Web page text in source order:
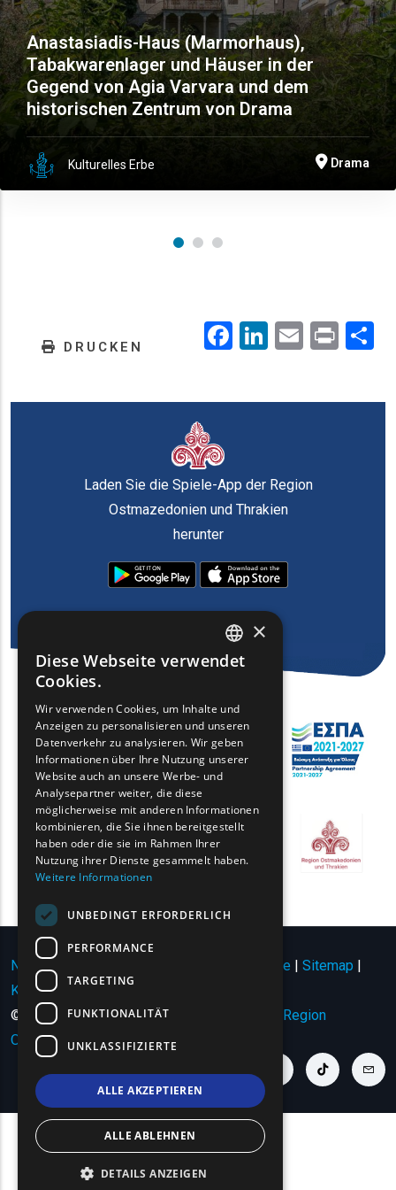
Anastasiadis-Haus (Marmorhaus),
Tabakwarenlager und Häuser in der
Gegend von Agia Varvara und dem
historischen Zentrum von Drama
Kulturelles Erbe Drama
DRUCKEN Facebook
LinkedIn
EmailPrint
Laden Sie die Spiele-App der Region
Ostmazedonien und Thrakien
herunter
Nutzungsbedingungen | Datenschutzrichtlinie | Sitemap |
Kontakt
© Copyright 2024 - Alle Rechte vorbehalten Region
Ostmazedonien und Thrakien
linkedin linkinstagram link
tiktok link
ENGLISH
FRENCH
BULGARIAN
ROMANIAN
TURKISH
×
Diese Webseite verwendet
Cookies.
Wir verwenden Cookies, um Inhalte und
Anzeigen zu personalisieren und unseren
Datenverkehr zu analysieren. Wir geben
Informationen über Ihre Nutzung unserer
Website auch an unsere Werbe- und
Analysepartner weiter, die diese
möglicherweise mit anderen Informationen
kombinieren, die Sie ihnen bereitgestellt
haben oder die sie im Rahmen Ihrer
Nutzung ihrer Dienste gesammelt haben.
Weitere Informationen
UNBEDINGT ERFORDERLICH
PERFORMANCE
TARGETING
FUNKTIONALITÄT
UNKLASSIFIZIERTE
ALLE AKZEPTIEREN
ALLE ABLEHNEN
DETAILS ANZEIGEN